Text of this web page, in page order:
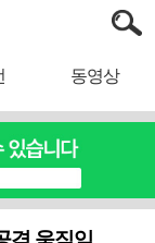
동영상